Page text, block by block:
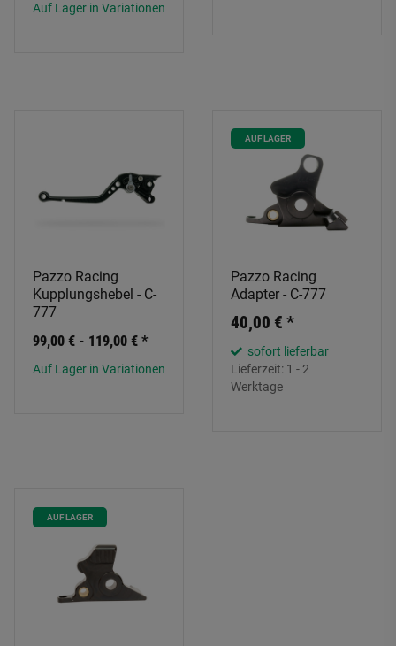
Auf Lager in Variationen
Pazzo Racing
Kupplungshebel - C-
777
99,00 € - 119,00 € *
Auf Lager in Variationen
AUF LAGER
Pazzo Racing
Adapter - C-777
40,00 € *
sofort lieferbar
Lieferzeit: 1 - 2
Werktage
AUF LAGER